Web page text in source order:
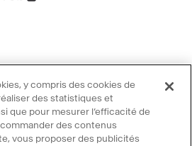
y compris des cookies de
des statistiques et
que pour mesurer l’efficacité de
des contenus
vous proposer des publicités